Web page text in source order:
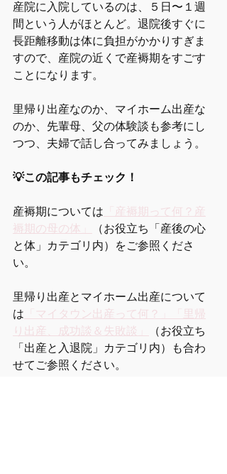
産院に入院しているのは、５日〜１週
間という人がほとんど。退院後すぐに
長距離移動は体に負担がかかりすぎま
すので、産院の近くで産褥期をすごす
ことになります。
里帰り出産なのか、マイホーム出産な
のか、先輩母、父の体験談も参考にし
つつ、夫婦で話し合ってみましょう。
💡この記事もチェック！
産褥期については 「産褥期って何？産
褥期の母の体」
（お役立ち「産後の心
と体」カテゴリ内）をご参照くださ
い。
里帰り出産とマイホーム出産について
は 「マイタウン出産って何？」
「里帰
り出産、成功談＆失敗談」
（お役立ち
「出産と入退院」カテゴリ内）も合わ
せてご参照ください。